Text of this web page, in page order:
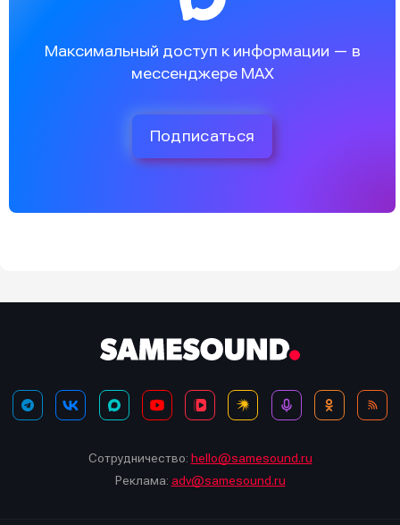
Максимальный доступ к информации — в
мессенджере MAX
Подписаться
Сотрудничество: hello@samesound.ru
Реклама: adv@samesound.ru